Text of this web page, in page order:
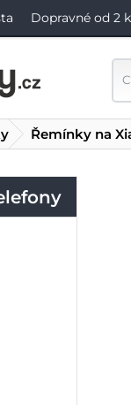
Dopravné od 2
Řemínky na